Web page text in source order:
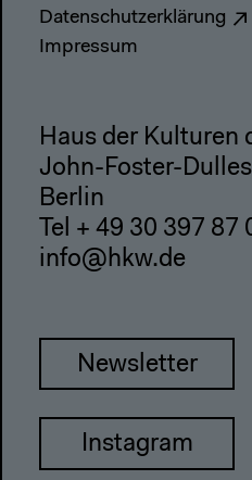
Datenschutzerklärung
Impressum
Haus der Kulturen
John-Foster-
Berlin
Tel + 49 30 397 87
info@hkw.de
Newsletter
Instagram